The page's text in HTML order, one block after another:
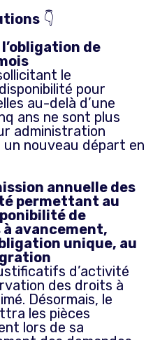
👇
de
le
pour
au-delà d’une
ans ne sont plus
administration
nouveau départ en
annuelle des
permettant au
de
avancement,
unique, au
d’activité
des droits à
Désormais, le
les pièces
lors de sa